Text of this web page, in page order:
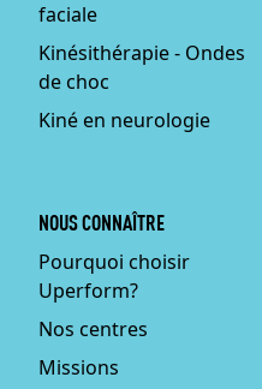
faciale
Kinésithérapie - Ondes
de choc
Kiné en neurologie
NOUS CONNAÎTRE
Pourquoi choisir
Uperform?
Nos centres
Missions